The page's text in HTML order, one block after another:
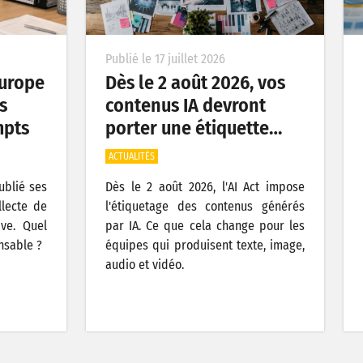
ses
de
Quel
?
Publié le 17 juillet 2026
Dès le 2 août 2026, vos
contenus IA devront
porter une étiquette…
ACTUALITÉS
Dès le 2 août 2026, l'AI Act impose
l'étiquetage des contenus générés
par IA. Ce que cela change pour les
équipes qui produisent texte, image,
audio et vidéo.